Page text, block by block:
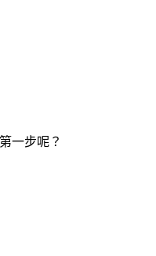
一步呢？